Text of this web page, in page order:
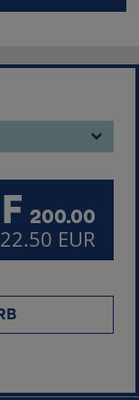
200.00
EUR